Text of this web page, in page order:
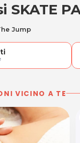
SKATE
Jump
VICINO A TE